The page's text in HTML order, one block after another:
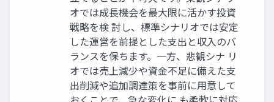
オでは成長機会を最大限に活かす投資
戦略を検 討し、標準シナリオでは安定
した運営を前提とした支出と収入のバ
ランスを保ちます。一方、悲観シナ リ
オでは売上減少や資金不足に備えた支
出削減や追加調達策を事前に用意して